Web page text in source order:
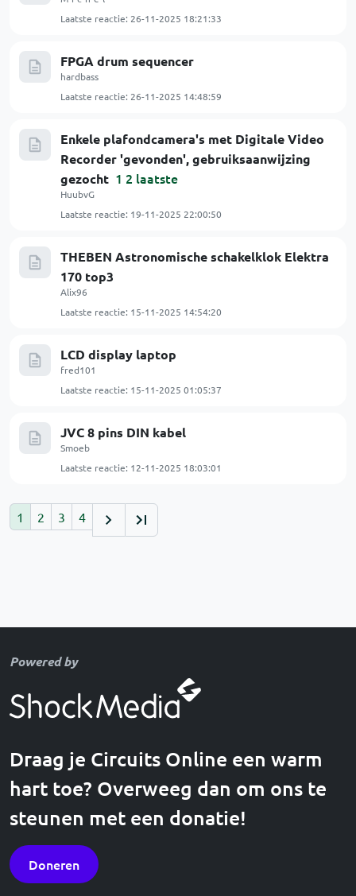
Laatste reactie: 26-11-2025 18:21:33
FPGA drum sequencer
hardbass
Laatste reactie: 26-11-2025 14:48:59
Enkele plafondcamera's met Digitale Video
Recorder 'gevonden', gebruiksaanwijzing
gezocht 1 2 laatste
HuubvG
Laatste reactie: 19-11-2025 22:00:50
THEBEN Astronomische schakelklok Elektra
170 top3
Alix96
Laatste reactie: 15-11-2025 14:54:20
LCD display laptop
fred101
Laatste reactie: 15-11-2025 01:05:37
JVC 8 pins DIN kabel
Smoeb
Laatste reactie: 12-11-2025 18:03:01
1 2 3 4
Powered by
Draag je Circuits Online een warm
hart toe? Overweeg dan om ons te
steunen met een donatie!
Doneren